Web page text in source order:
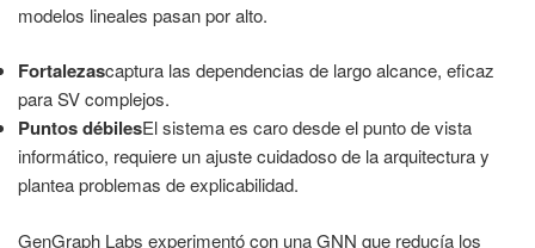
modelos lineales pasan por alto.
Fortalezascaptura las dependencias de largo alcance, eficaz
para SV complejos.
Puntos débilesEl sistema es caro desde el punto de vista
informático, requiere un ajuste cuidadoso de la arquitectura y
plantea problemas de explicabilidad.
GenGraph Labs experimentó con una GNN que reducía los